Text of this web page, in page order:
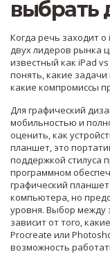
выбрать
Когда речь заходит о
двух лидеров рынка
известный как iPad
понять, какие
какие компромиссы
Для графический
мобильностью и
оценить, как
планшет, это
поддержкой стилуса
программном
графический
компьютера, но
уровня. Выбор между
зависит от того,
Procreate или
возможность